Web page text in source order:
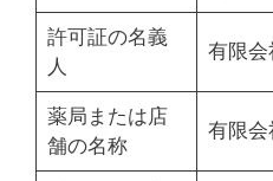
許可証の名義
人
有限
薬局または店
舗の名称
有限